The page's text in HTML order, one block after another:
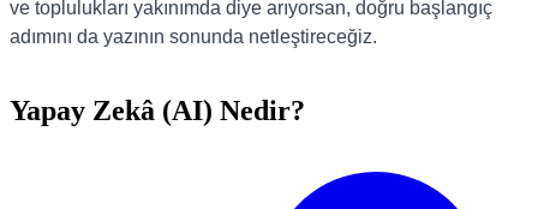
ve toplulukları yakınımda diye arıyorsan, doğru başlangıç
adımını da yazının sonunda netleştireceğiz.
Yapay Zekâ (AI) Nedir?